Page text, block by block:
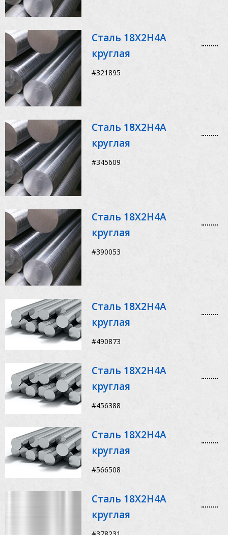
Сталь 18Х2Н4А
круглая
#321895
Сталь 18Х2Н4А
круглая
#345609
Сталь 18Х2Н4А
круглая
#390053
Сталь 18Х2Н4А
круглая
#490873
Сталь 18Х2Н4А
круглая
#456388
Сталь 18Х2Н4А
круглая
#566508
Сталь 18Х2Н4А
круглая